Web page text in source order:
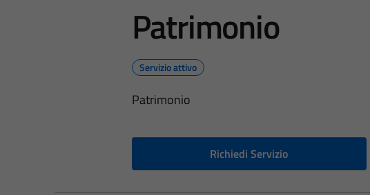
Patrimonio
Servizio attivo
Patrimonio
Richiedi Servizio